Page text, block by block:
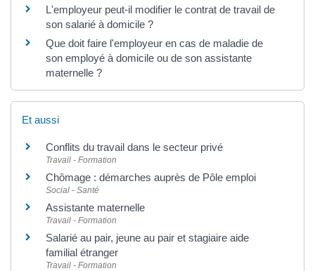
L'employeur peut-il modifier le contrat de travail de
son salarié à domicile ?
Que doit faire l'employeur en cas de maladie de
son employé à domicile ou de son assistante
maternelle ?
Et aussi
Conflits du travail dans le secteur privé
Travail - Formation
Chômage : démarches auprès de Pôle emploi
Social - Santé
Assistante maternelle
Travail - Formation
Salarié au pair, jeune au pair et stagiaire aide
familial étranger
Travail - Formation